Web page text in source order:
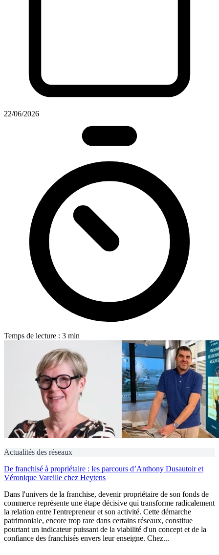
22/06/2026
Temps de lecture : 3 min
Actualités des réseaux
De franchisé à propriétaire : les parcours d’Anthony Dusautoir et
Véronique Vareille chez Heytens
Dans l'univers de la franchise, devenir propriétaire de son fonds de
commerce représente une étape décisive qui transforme radicalement
la relation entre l'entrepreneur et son activité. Cette démarche
patrimoniale, encore trop rare dans certains réseaux, constitue
pourtant un indicateur puissant de la viabilité d'un concept et de la
confiance des franchisés envers leur enseigne. Chez...